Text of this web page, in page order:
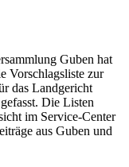
Guben hat
Vorschlagsliste zur
das Landgericht
Die Listen
im Service-Center
aus Guben und